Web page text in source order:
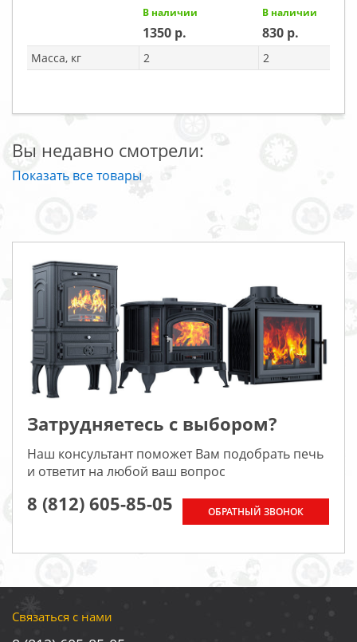
В наличии
1350
В наличии
830
Масса, кг 2 2
Вы недавно смотрели:
Показать все товары
Затрудняетесь с выбором?
Наш консультант поможет Вам подобрать печь
и ответит на любой ваш вопрос
8 (812) 605-85-05 ОБРАТНЫЙ ЗВОНОК
Связаться с нами